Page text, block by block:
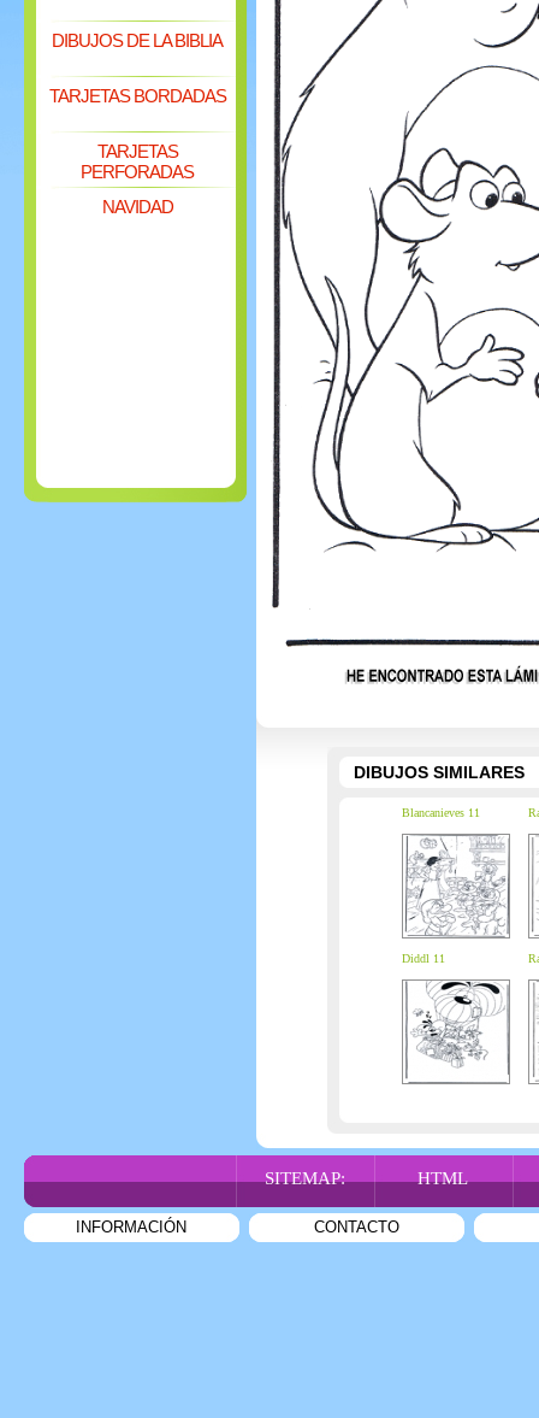
DIBUJOS DE LA BIBLIA
TARJETAS BORDADAS
TARJETAS
PERFORADAS
NAVIDAD
DIBUJOS SIMILARES
Blancanieves 11
Diddl 11
SITEMAP: HTML
INFORMACIÓN CONTACTO